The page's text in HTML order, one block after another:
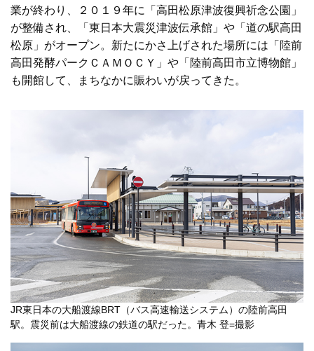
業が終わり、２０１９年に「高田松原津波復興祈念公園」
が整備され、「東日本大震災津波伝承館」や「道の駅高田
松原」がオープン。新たにかさ上げされた場所には「陸前
高田発酵パークＣＡＭＯＣＹ」や「陸前高田市立博物館」
も開館して、まちなかに賑わいが戻ってきた。
JR東日本の大船渡線BRT（バス高速輸送システム）の陸前高田
駅。震災前は大船渡線の鉄道の駅だった。青木 登=撮影